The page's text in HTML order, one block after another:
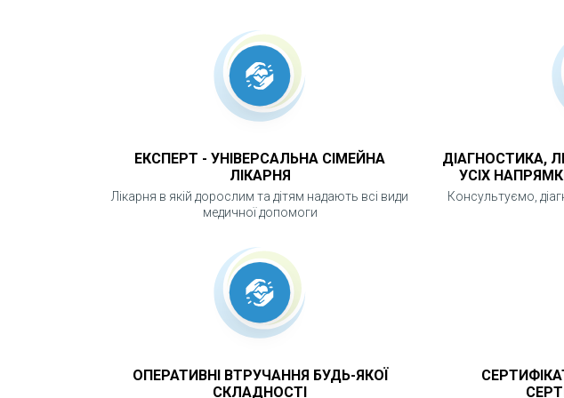
ЕКСПЕРТ - УНІВЕРСАЛЬНА СІМЕЙНА
ЛІКАРНЯ
Лікарня в якій дорослим та дітям надають всі види
медичної допомоги
ДІАГНОСТИКА,
УСІХ
Консультуємо,
ОПЕРАТИВНІ ВТРУЧАННЯ БУДЬ-ЯКОЇ
СКЛАДНОСТІ